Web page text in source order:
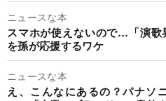
ニュースな本
スマホが使えないので…「演歌
を孫が応援するワケ
ニュースな本
え、こんなにあるの？パナソ